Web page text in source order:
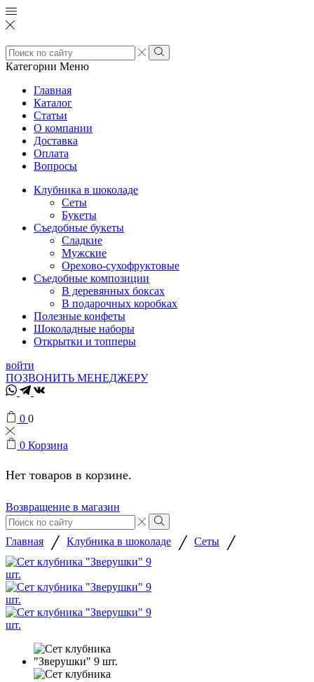
Search
input
Search
Категории Меню
Главная
Каталог
Статьи
О компании
Доставка
Оплата
Вопросы
Клубника в шоколаде
Сеты
Букеты
Съедобные букеты
Сладкие
Мужские
Орехово-сухофруктовые
Съедобные композиции
В деревянных боксах
В подарочных коробках
Полезные конфеты
Шоколадные наборы
Открытки и топперы
войти
ПОЗВОНИТЬ МЕНЕДЖЕРУ
Whatsapp
Telegram
VK
0 0
0 Корзина
Нет товаров в корзине.
Возвращение в магазин
Search
input
Search
Главная / Клубника в шоколаде / Сеты /